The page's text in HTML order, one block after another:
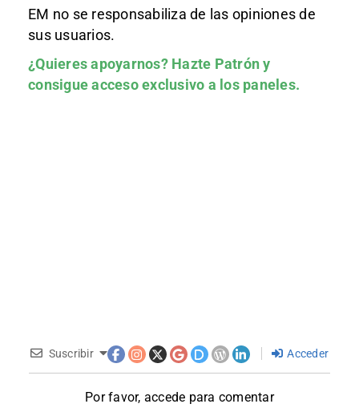
EM no se responsabiliza de las opiniones de
sus usuarios.
¿Quieres apoyarnos? Hazte Patróny
consigue acceso exclusivo a los paneles.
Suscribir Acceder
Por favor, accede para comentar